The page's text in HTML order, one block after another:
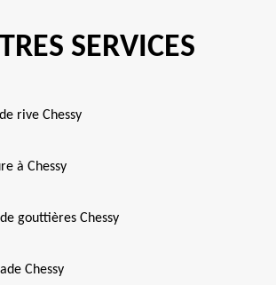
SERVICES
rive Chessy
à Chessy
gouttières Chessy
Chessy